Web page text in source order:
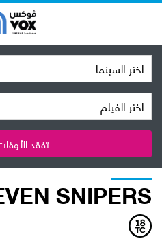
اختر السينما
اختر الفيلم
تفقد
SNIPERS